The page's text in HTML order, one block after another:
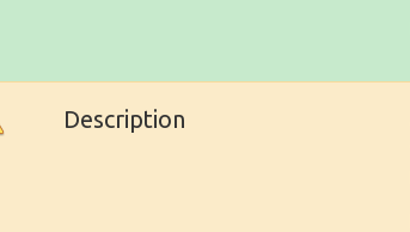
Description